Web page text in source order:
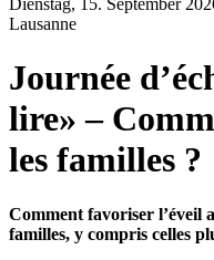
Dienstag, 15. September
Lausanne
Journée
lire» –
les familles ?
Comment favoriser l’éveil
familles, y compris celles